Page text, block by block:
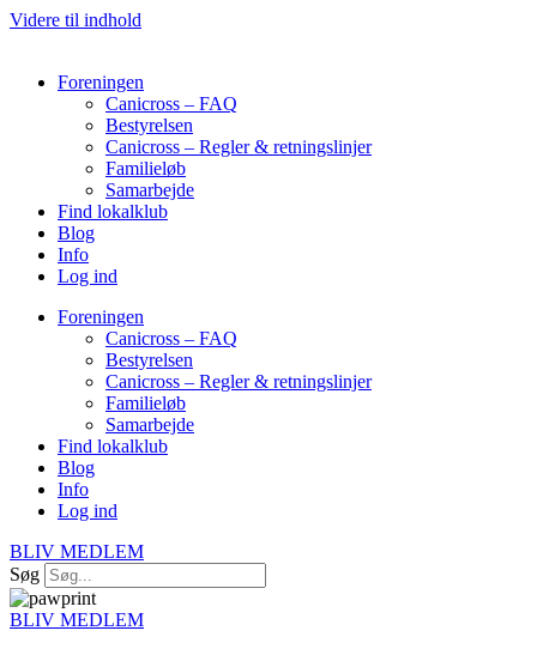
Videre til indhold
Foreningen
Canicross – FAQ
Bestyrelsen
Canicross – Regler & retningslinjer
Familieløb
Samarbejde
Find lokalklub
Blog
Info
Log ind
Foreningen
Canicross – FAQ
Bestyrelsen
Canicross – Regler & retningslinjer
Familieløb
Samarbejde
Find lokalklub
Blog
Info
Log ind
BLIV MEDLEM
Søg
BLIV MEDLEM